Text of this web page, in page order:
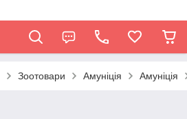
Зоотовари Амуніція Амуніція